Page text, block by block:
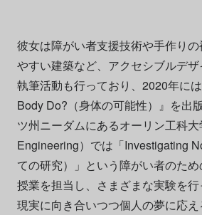
彼女は障がい者支援技術や手作り
やすい建築など、アクセシブルデ
執筆活動も行っており、2020年に
Body Do?（身体の可能性）』を出
ツ州ニーダムにあるオーリン工科
Engineering）では「Investigating
ての研究）」という障がい者のた
授業を担当し、さまざまな実験を
現実に向き合いつつ個人の夢に応